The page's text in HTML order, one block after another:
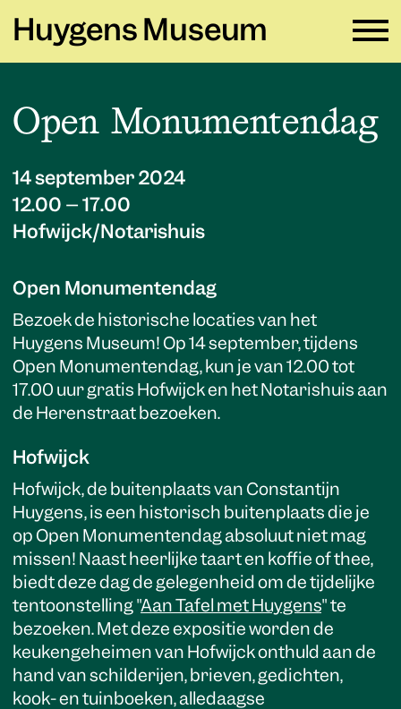
Huygens Museum
Zien en doen
Verhuur→
Educatie→
Huygens Museum→
Privacy en cookies →
Colofon →
Open Monumentendag
14 september 2024
12.00 – 17.00
Hofwijck/Notarishuis
Open Monumentendag
Bezoek de historische locaties van het
Huygens Museum! Op 14 september, tijdens
Open Monumentendag, kun je van 12.00 tot
17.00 uur gratis Hofwijck en het Notarishuis aan
de Herenstraat bezoeken.
Hofwijck
Hofwijck, de buitenplaats van Constantijn
Huygens, is een historisch buitenplaats die je
op Open Monumentendag absoluut niet mag
missen! Naast heerlijke taart en koffie of thee,
biedt deze dag de gelegenheid om de tijdelijke
tentoonstelling "Aan Tafel met Huygens" te
bezoeken. Met deze expositie worden de
keukengeheimen van Hofwijck onthuld aan de
hand van schilderijen, brieven, gedichten,
kook- en tuinboeken, alledaagse